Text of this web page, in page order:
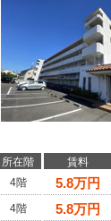
所在階 賃料
4階
5.8万円
4階
5.8万円